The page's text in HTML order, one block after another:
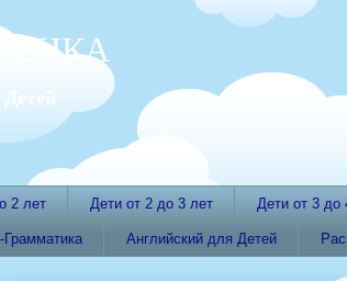
2 лет Дети от 2 до 3 лет Дети от 3 до
Грамматика Английский для Детей